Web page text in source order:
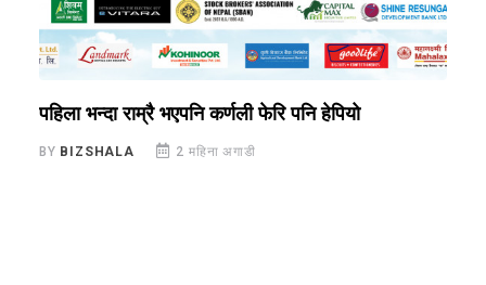
पहिला भन्दा राम्रै भएपनि कर्णली फेरि पनि हेपियो
BY BIZSHALA 2 महिना अगाडी